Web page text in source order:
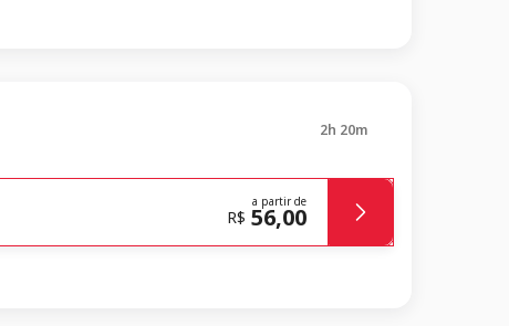
2h 20m
a partir de
R$ 56,00